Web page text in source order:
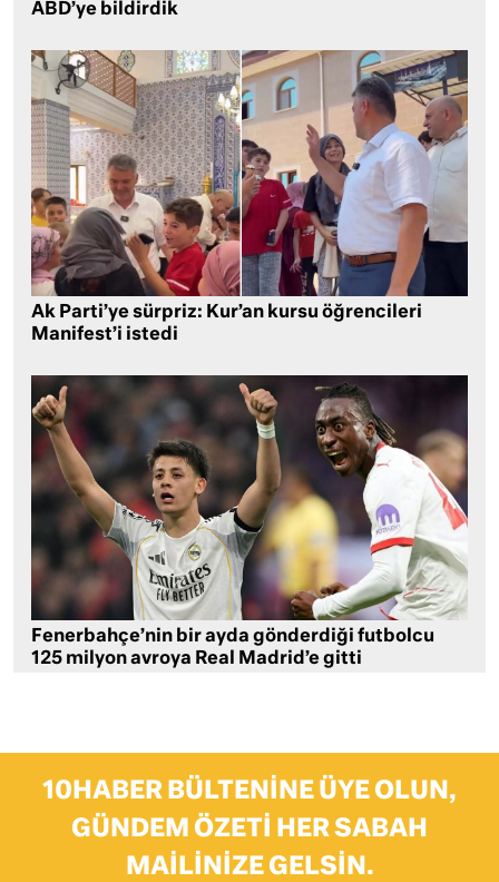
ABD’ye bildirdik
Ak Parti’ye sürpriz: Kur’an kursu öğrencileri
Manifest’i istedi
Fenerbahçe’nin bir ayda gönderdiği futbolcu
125 milyon avroya Real Madrid’e gitti
10HABER BÜLTENINE ÜYE OLUN,
GÜNDEM ÖZETI HER SABAH
MAILINIZE GELSIN.